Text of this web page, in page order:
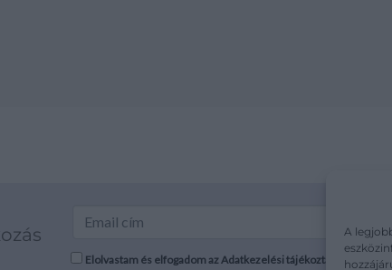
A
Elolvastam és elfogadom az Adatkezelési tájékoztatót: